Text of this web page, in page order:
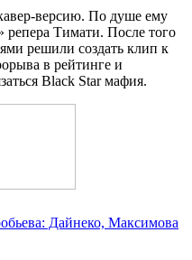
версию. По душе ему
репера Тимати. После того
решили создать клип к
в рейтинге и
Black Star мафия.
Дайнеко, Максимова